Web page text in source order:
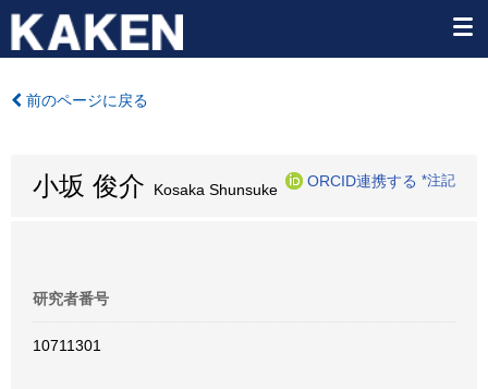
前のページに戻る
小坂 俊介 Kosaka Shunsuke
ORCID連携する *注記
研究者番号
10711301